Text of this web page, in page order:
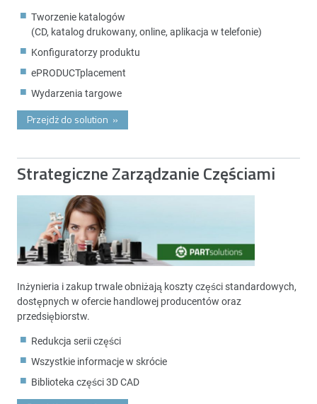
Tworzenie katalogów
(CD, katalog drukowany, online, aplikacja w telefonie)
Konfiguratorzy produktu
ePRODUCTplacement
Wydarzenia targowe
Przejdż do solution »
Strategiczne Zarządzanie Częściami
Inżynieria i zakup trwale obniżają koszty części standardowych,
dostępnych w ofercie handlowej producentów oraz
przedsiębiorstw.
Redukcja serii części
Wszystkie informacje w skrócie
Biblioteka części 3D CAD